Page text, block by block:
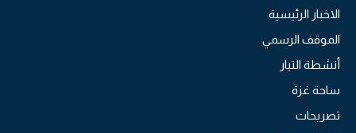
الاخبار الرئيسية
الموقف الرسمي
أنشطة التيار
ساحة غزة
تصريحات